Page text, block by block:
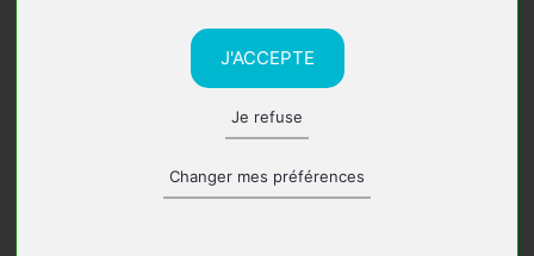
J'ACCEPTE
Je refuse
Changer mes préférences